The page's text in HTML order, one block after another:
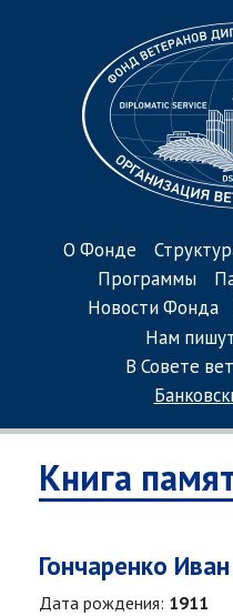
О Фонде
Программы
Новости Фонда
Нам
В Совете
Книга
Гончаренко
Дата рождения: 1911